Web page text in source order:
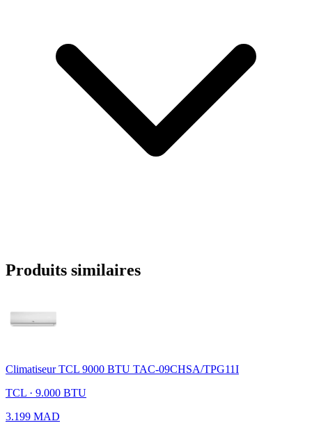
Produits similaires
Climatiseur TCL 9000 BTU TAC-09CHSA/TPG11I
TCL · 9.000 BTU
3.199 MAD